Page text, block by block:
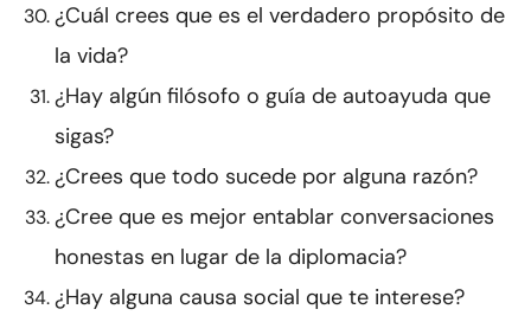
¿Cuál crees que es el verdadero propósito de
la vida?
¿Hay algún filósofo o guía de autoayuda que
sigas?
¿Crees que todo sucede por alguna razón?
¿Cree que es mejor entablar conversaciones
honestas en lugar de la diplomacia?
¿Hay alguna causa social que te interese?